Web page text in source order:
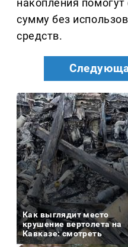
сумму без
средств.
Как выглядит место
крушение вертолета на
Кавказе: смотреть